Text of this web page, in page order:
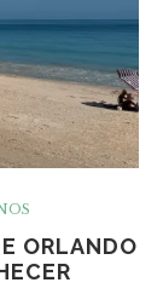
ORLANDO